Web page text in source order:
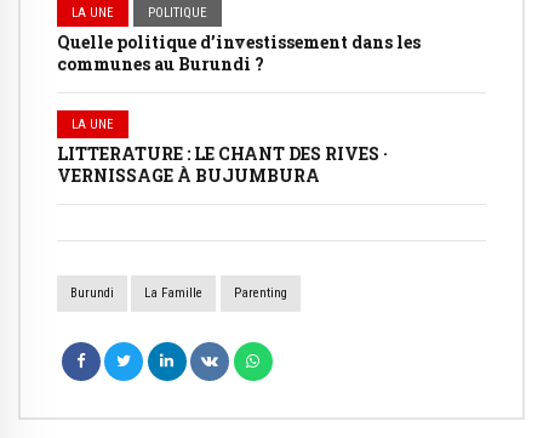
LA UNE POLITIQUE
Quelle politique d’investissement dans les
communes au Burundi ?
LA UNE
LITTERATURE : LE CHANT DES RIVES ·
VERNISSAGE À BUJUMBURA
Burundi La Famille Parenting